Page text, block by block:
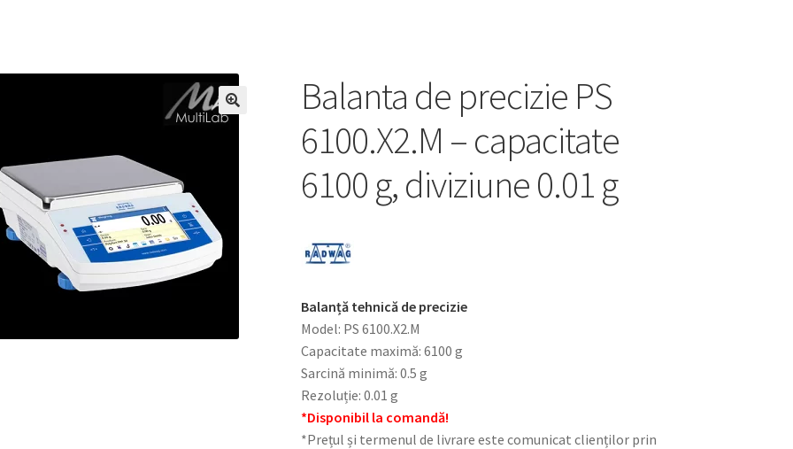
Balanta de precizie PS
6100.X2.M – capacitate
6100 g, diviziune 0.01 g
Balanță tehnică de precizie
Model: PS 6100.X2.M
Capacitate maximă: 6100 g
Sarcină minimă: 0.5 g
Rezoluție: 0.01 g
*Disponibil la comandă!
*Prețul și termenul de livrare este comunicat clienților prin